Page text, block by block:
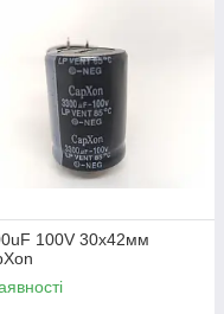
100V 30х42мм